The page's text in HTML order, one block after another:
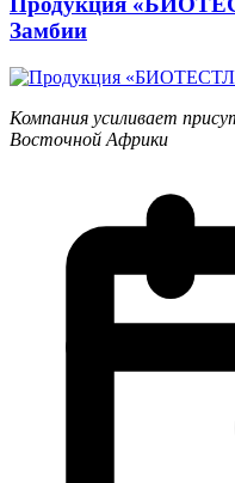
Замбии
Компания усиливает
Восточной Африки